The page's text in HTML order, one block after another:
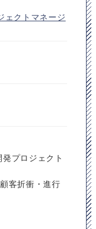
ェクトマネージ
プロジェクト
客折衝・進行